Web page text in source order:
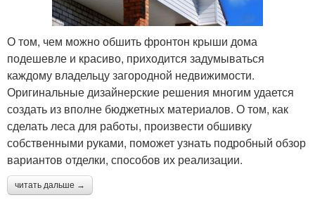
О том, чем можно обшить фронтон крыши дома
подешевле и красиво, приходится задумываться
каждому владельцу загородной недвижимости.
Оригинальные дизайнерские решения многим удается
создать из вполне бюджетных материалов. О том, как
сделать леса для работы, произвести обшивку
собственными руками, поможет узнать подробный обзор
вариантов отделки, способов их реализации.
читать дальше →